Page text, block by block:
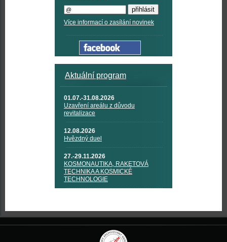
Více informací o zasílání novinek
Aktuální program
01.07.-31.08.2026
Uzavření areálu z důvodu
revitalizace
12.08.2026
Hvězdný duel
27.-29.11.2026
KOSMONAUTIKA, RAKETOVÁ
TECHNIKA A KOSMICKÉ
TECHNOLOGIE